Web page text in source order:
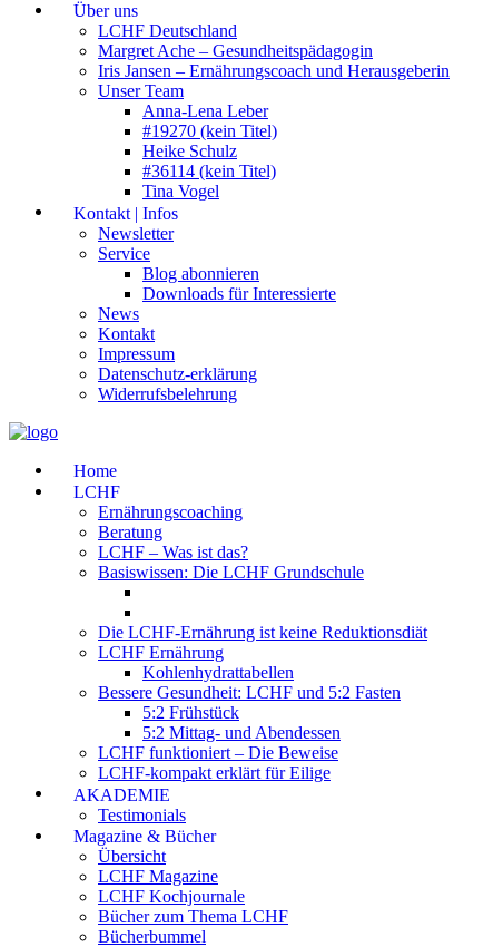
Über uns
LCHF Deutschland
Margret Ache – Gesundheitspädagogin
Iris Jansen – Ernährungscoach und Herausgeberin
Unser Team
Anna-Lena Leber
#19270 (kein Titel)
Heike Schulz
#36114 (kein Titel)
Tina Vogel
Kontakt | Infos
Newsletter
Service
Blog abonnieren
Downloads für Interessierte
News
Kontakt
Impressum
Datenschutz-erklärung
Widerrufsbelehrung
Home
LCHF
Ernährungscoaching
Beratung
LCHF – Was ist das?
Basiswissen: Die LCHF Grundschule
Die LCHF-Ernährung ist keine Reduktionsdiät
LCHF Ernährung
Kohlenhydrattabellen
Bessere Gesundheit: LCHF und 5:2 Fasten
5:2 Frühstück
5:2 Mittag- und Abendessen
LCHF funktioniert – Die Beweise
LCHF-kompakt erklärt für Eilige
AKADEMIE
Testimonials
Magazine & Bücher
Übersicht
LCHF Magazine
LCHF Kochjournale
Bücher zum Thema LCHF
Bücherbummel